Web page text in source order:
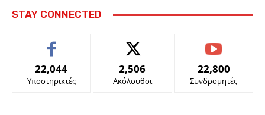
STAY CONNECTED
22,044
Υποστηρικτές
2,506
Ακόλουθοι
22,800
Συνδρομητές